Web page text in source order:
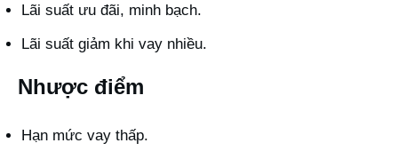
Lãi suất ưu đãi, minh bạch.
Lãi suất giảm khi vay nhiều.
Nhược điểm
Hạn mức vay thấp.